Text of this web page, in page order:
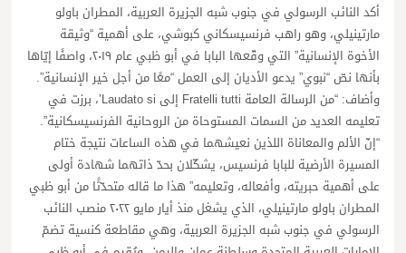
أكد النائب الرسولي في جنوب شبه الجزيرة العربية، المطران باولو
مارتينيلي، وهو راهب فرنسيسكاني كبوشي، على أهمية “وثيقة
الأخوة الإنسانية” التي وقّعها البابا في أبو ظبي عام ٢٠١٩، واصفًا إيّاها
بأنها نصّ “نبوي” يدعو الأديان إلى العمل “معًا من أجل خير الإنسانية”.
وأضاف: “من الرسالة العامة Fratelli tutti إلى Laudato si’، برزت في
تعليمه العديد من السمات المستوحاة من الروحانية الفرنسيسكانية”.
“إنّ الألم والمعاناة اللذين نعيشهما في هذه الساعات نتيجة ختام
المسيرة الأرضية للبابا فرنسيس، يشكّلان بحدّ ذاتهما شهادة أولى
على أهمية حبريته، وأفعاله، وتعليمه” هذا ما قاله متحدّثًا من أبو ظبي
المطران باولو مارتينيلي، الذي يشغل منذ أيار مايو ٢٠٢٢ منصب النائب
الرسولي في جنوب شبه الجزيرة العربية، وهي مقاطعة كنسية تضمّ